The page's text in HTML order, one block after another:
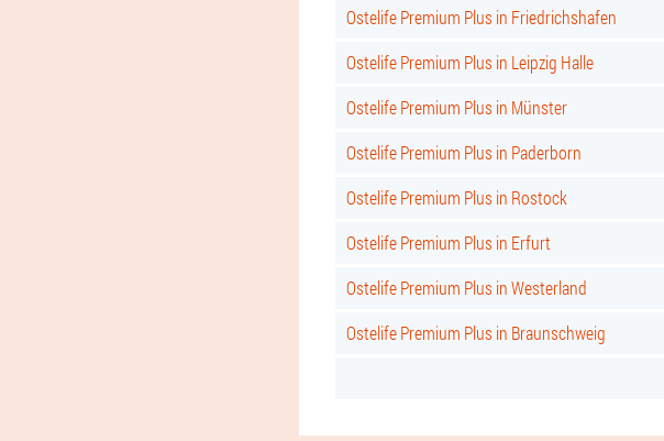
Ostelife Premium Plus in Friedrichshafen
Ostelife Premium Plus in Leipzig Halle
Ostelife Premium Plus in Münster
Ostelife Premium Plus in Paderborn
Ostelife Premium Plus in Rostock
Ostelife Premium Plus in Erfurt
Ostelife Premium Plus in Westerland
Ostelife Premium Plus in Braunschweig